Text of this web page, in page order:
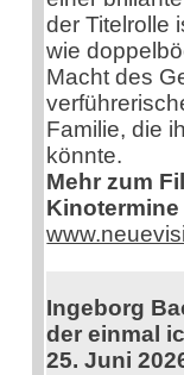
der Titelrolle
wie
Macht des
Familie, die
könnte.
Mehr zum
Ingeborg
der einmal
25. Juni